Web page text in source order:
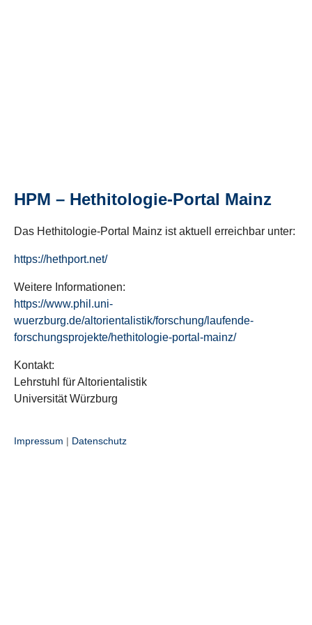
HPM – Hethitologie-Portal Mainz
Das Hethitologie-Portal Mainz ist aktuell erreichbar unter:
https://hethport.net/
Weitere Informationen:
https://www.phil.uni-
wuerzburg.de/altorientalistik/forschung/laufende-
forschungsprojekte/hethitologie-portal-mainz/
Kontakt:
Lehrstuhl für Altorientalistik
Universität Würzburg
Impressum | Datenschutz